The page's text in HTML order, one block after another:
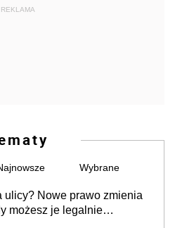
REKLAMA
Wybrane
ulicy? Nowe prawo zmienia
możesz je legalnie